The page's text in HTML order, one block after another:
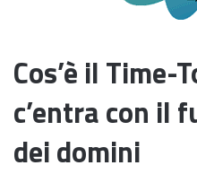
Cos’è il Time-
c’entra con il
dei domini